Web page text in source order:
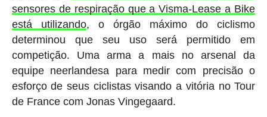
sensores de respiração que a Visma-Lease a Bike
está utilizando, o órgão máximo do ciclismo
determinou que seu uso será permitido em
competição. Uma arma a mais no arsenal da
equipe neerlandesa para medir com precisão o
esforço de seus ciclistas visando a vitória no Tour
de France com Jonas Vingegaard.